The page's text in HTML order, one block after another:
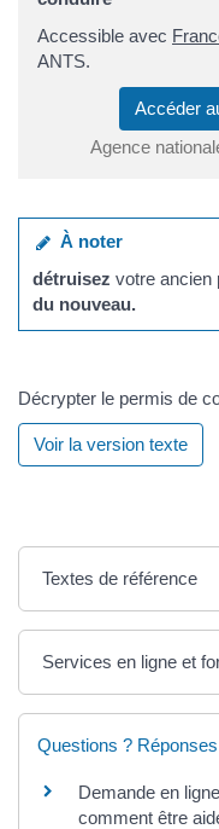
Accessible avec
ANTS.
Accéder
Agence
À noter
détruisez votre
du nouveau.
Décrypter le permis de
Voir la version texte
Textes de référence
Services en ligne et
Questions ?
Demande en
comment être